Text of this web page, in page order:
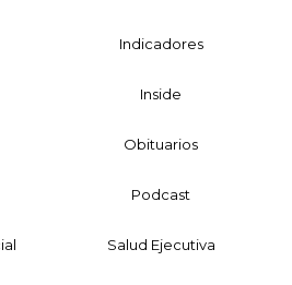
Indicadores
Inside
Obituarios
Podcast
Salud Ejecutiva